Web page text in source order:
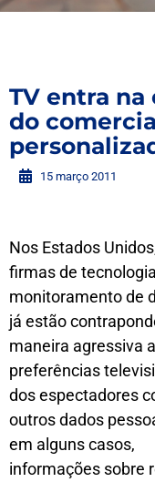
TV entra na
do
15 março 2011
Nos Estados
firmas de
monitoramento de
já estão
maneira agressiva
preferências
dos espectadores
outros dados
em alguns casos,
informações sobre